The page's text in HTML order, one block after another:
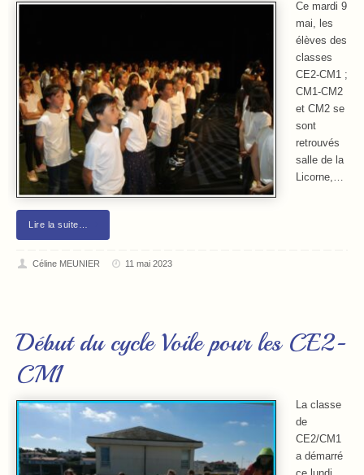
Ce mardi 9
mai, les
élèves des
classes
CE2-CM1 ;
CM1-CM2
et CM2 se
sont
retrouvés
salle de la
Licorne,…
Lire la suite…
Céline MEUNIER 11 mai 2023
Début du cycle Voile pour les CE2-
CM1
La classe
de
CE2/CM1
a démarré